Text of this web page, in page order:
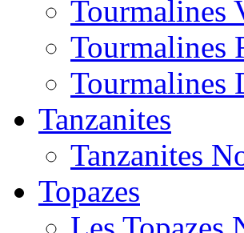
Tourmalines
Tourmalines
Tourmalines
Tanzanites
Tanzanites
Topazes